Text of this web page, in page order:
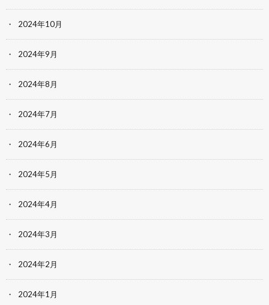
2024年10月
2024年9月
2024年8月
2024年7月
2024年6月
2024年5月
2024年4月
2024年3月
2024年2月
2024年1月